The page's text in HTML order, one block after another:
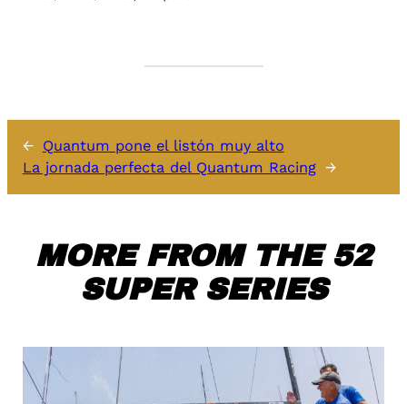
← Quantum pone el listón muy alto
La jornada perfecta del Quantum Racing →
MORE FROM THE 52
SUPER SERIES